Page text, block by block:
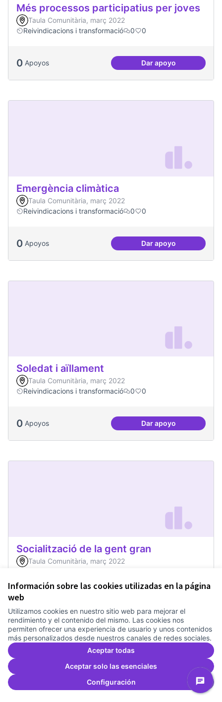
Información sobre las cookies utilizadas en la página
web
Utilizamos cookies en nuestro sitio web para mejorar el
rendimiento y el contenido del mismo. Las cookies nos
permiten ofrecer una experiencia de usuario y unos contenidos
más personalizados desde nuestros canales de redes sociales.
Aceptar todas
Aceptar solo las esenciales
Configuración
Més processos participatius per joves
Taula Comunitària, març 2022
Reivindicacions i transformació
0 0
0 Apoyos Dar apoyoMés processos
Emergència climàtica
Taula Comunitària, març 2022
Reivindicacions i transformació
0 0
0 Apoyos Dar apoyoEmergència
Soledat i aïllament
Taula Comunitària, març 2022
Reivindicacions i transformació
0 0
0 Apoyos Dar apoyoSoledat i aïllament
Socialització de la gent gran
Taula Comunitària, març 2022
0 Socialització de la